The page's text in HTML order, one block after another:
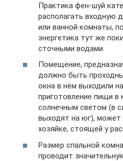
Практика фен-шуй
располагать входную
или ванной комнаты,
энергетика тут же
сточными водами.
Помещение,
должно быть
окна в нём выходили
приготовление пищи в
солнечным светом (в
выходят на юг),
хозяйке, стоящей у
Размер спальной
проводит